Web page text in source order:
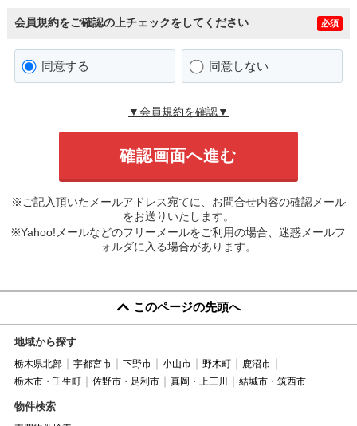
会員規約をご確認の上チェックをしてください 必須
同意する 同意しない
▼会員規約を確認▼
※ご記入頂いたメールアドレス宛てに、お問合せ内容の確認メール
をお送りいたします。
※Yahoo!メールなどのフリーメールをご利用の場合、迷惑メールフ
ォルダに入る場合があります。
このページの先頭へ
地域から探す
栃木県北部 宇都宮市 下野市 小山市 野木町
鹿沼市
栃木市・壬生町
佐野市・足利市 真岡・上三川 結城市・筑西市
物件検索